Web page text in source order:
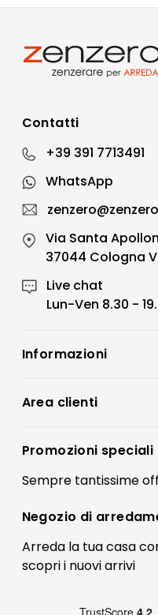
Contatti
+39 391 7713491
WhatsApp
Via Santa
37044 Cologna
Live chat
Lun-Ven 8.30 -
Informazioni
Condizioni di vendita
Preferenze Cookies
Termini e condizioni
Contatti
FAQ
Pagamenti
Area clienti
Registrati
Il mio account
Promozioni speciali
Sempre tantissime
Negozio di
Arreda la tua casa
scopri i nuovi arrivi